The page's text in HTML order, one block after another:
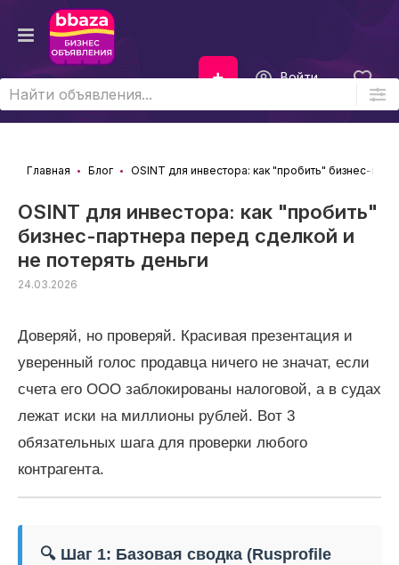
Войти
Главная Блог OSINT для инвестора: как "пробить" бизнес-
OSINT для инвестора: как "пробить"
бизнес-партнера перед сделкой и
не потерять деньги
24.03.2026
Доверяй, но проверяй. Красивая презентация и
уверенный голос продавца ничего не значат, если
счета его ООО заблокированы налоговой, а в судах
лежат иски на миллионы рублей. Вот 3
обязательных шага для проверки любого
контрагента.
🔍 Шаг 1: Базовая сводка (Rusprofile